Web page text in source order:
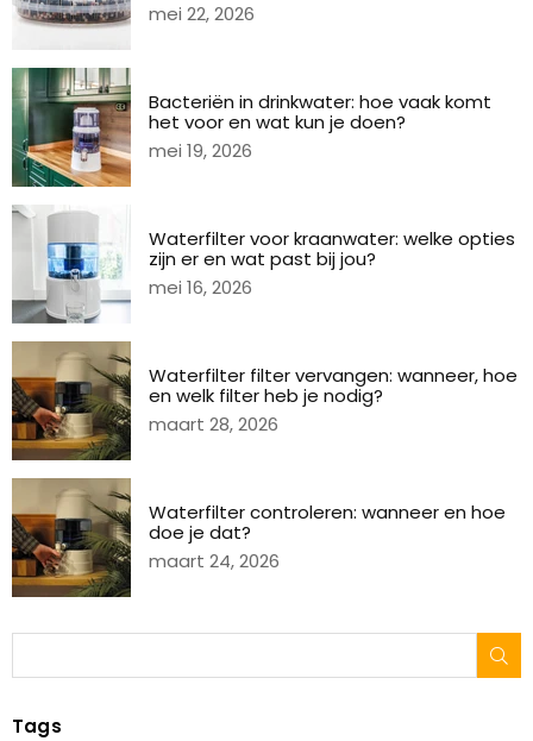
mei 22, 2026
Bacteriën in drinkwater: hoe vaak komt
het voor en wat kun je doen?
mei 19, 2026
Waterfilter voor kraanwater: welke opties
zijn er en wat past bij jou?
mei 16, 2026
Waterfilter filter vervangen: wanneer, hoe
en welk filter heb je nodig?
maart 28, 2026
Waterfilter controleren: wanneer en hoe
doe je dat?
maart 24, 2026
Tags